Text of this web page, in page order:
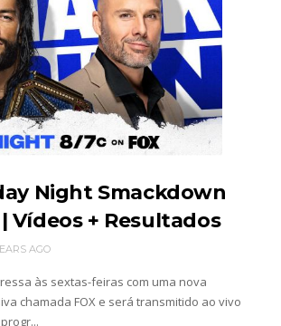
Night Smackdown
| Vídeos + Resultados
AGO
às sextas-feiras com uma nova
chamada FOX e será transmitido ao vivo